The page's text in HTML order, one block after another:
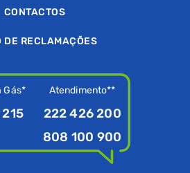
CONTACTOS
DE RECLAMAÇÕES
Gás* Atendimento**
222 426 200
808 100 900